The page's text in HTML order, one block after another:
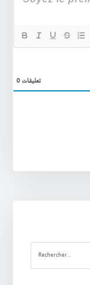
0تعليقات